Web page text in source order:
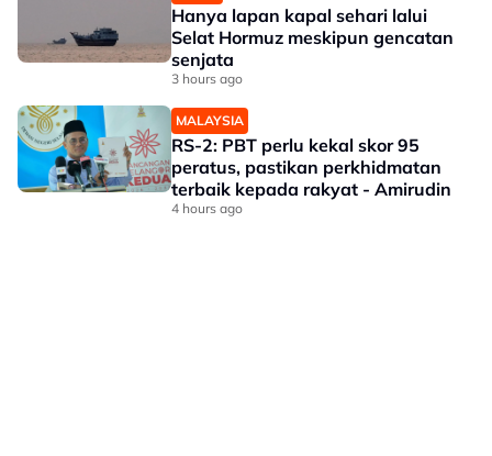
Hanya lapan kapal sehari lalui
Selat Hormuz meskipun gencatan
senjata
3 hours ago
MALAYSIA
RS-2: PBT perlu kekal skor 95
peratus, pastikan perkhidmatan
terbaik kepada rakyat - Amirudin
4 hours ago